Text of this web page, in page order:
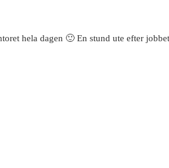
hela dagen 🙂 En stund ute efter